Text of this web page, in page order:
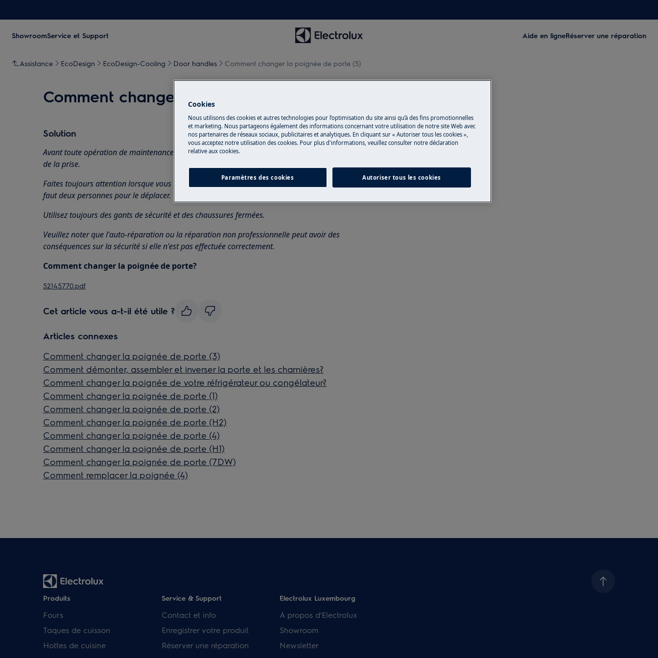
ShowroomService et Support Aide en ligneRéserver une réparation
Assistance EcoDesign EcoDesign-Cooling Door handles Comment changer la poignée de porte (5)
Comment changer la poignée de porte (5)
Solution
Avant toute opération de maintenance, éteignez l'appareil et débranchez la fiche secteur
de laprise.
Faites toujours attention lorsque vous déplacez des appareils, pour les appareils lourds, il
faut deux personnes pour le déplacer.
Utilisez toujours des gants de sécurité et des chaussures fermées.
Veuillez noter que l'auto-réparation ou la réparation non professionnelle peut avoir des
conséquences sur la sécurité si elle n'est pas effectuée correctement.
Comment changer la poignée de porte?
52145770.pdf
Cet article vous a-t-il été utile ?
Articles connexes
Comment changer la poignée de porte (3)
Comment démonter, assembler et inverser la porte et les charnières?
Comment changer la poignée de votre réfrigérateur ou congélateur?
Comment changer la poignée de porte (1)
Comment changer la poignée de porte (2)
Comment changer la poignée de porte (H2)
Comment changer la poignée de porte (4)
Comment changer la poignée de porte (H1)
Comment changer la poignée de porte (7DW)
Comment remplacer la poignée (4)
Produits
Fours
Taques de cuisson
Hottes de cuisine
Service & Support
Contact et info
Enregistrer votre produit
Réserver une réparation
Electrolux Luxembourg
A propos d'Electrolux
Showroom
Newsletter
Cookies
Nous utilisons des cookies et autres technologies pour l’optimisation du site ainsi qu’à des fins promotionnelles
et marketing. Nous partageons également des informations concernant votre utilisation de notre site Web avec
nos partenaires de réseaux sociaux, publicitaires et analytiques. En cliquant sur « Autoriser tous les cookies »,
vous acceptez notre utilisation des cookies. Pour plus d'informations, veuillez consulter notre déclaration
relative aux cookies.
Paramètres des cookies Autoriser tous les cookies